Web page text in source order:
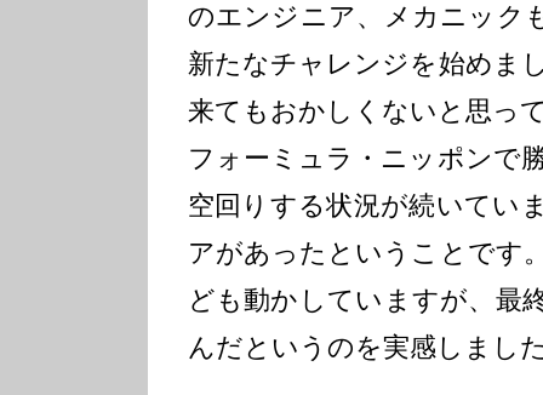
のエンジニア、メカニック
新たなチャレンジを始めま
来てもおかしくないと思っ
フォーミュラ・ニッポンで
空回りする状況が続いてい
アがあったということです
ども動かしていますが、最
んだというのを実感しまし